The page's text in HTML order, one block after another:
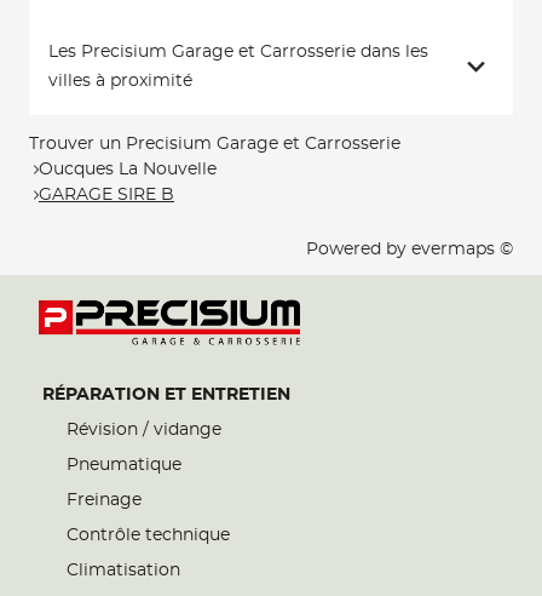
Les Precisium Garage et Carrosserie dans les
villes à proximité
Trouver un Precisium Garage et Carrosserie
Oucques La Nouvelle
GARAGE SIRE B
Powered by evermaps ©
RÉPARATION ET ENTRETIEN
Révision / vidange
Pneumatique
Freinage
Contrôle technique
Climatisation